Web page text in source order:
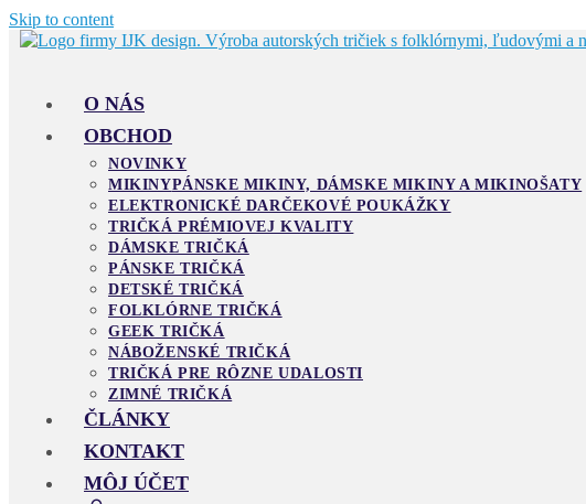
Skip to content
O NÁS
OBCHOD
NOVINKY
MIKINYPÁNSKE MIKINY, DÁMSKE MIKINY A MIKINOŠATY
ELEKTRONICKÉ DARČEKOVÉ POUKÁŽKY
TRIČKÁ PRÉMIOVEJ KVALITY
DÁMSKE TRIČKÁ
PÁNSKE TRIČKÁ
DETSKÉ TRIČKÁ
FOLKLÓRNE TRIČKÁ
GEEK TRIČKÁ
NÁBOŽENSKÉ TRIČKÁ
TRIČKÁ PRE RÔZNE UDALOSTI
ZIMNÉ TRIČKÁ
ČLÁNKY
KONTAKT
MÔJ ÚČET